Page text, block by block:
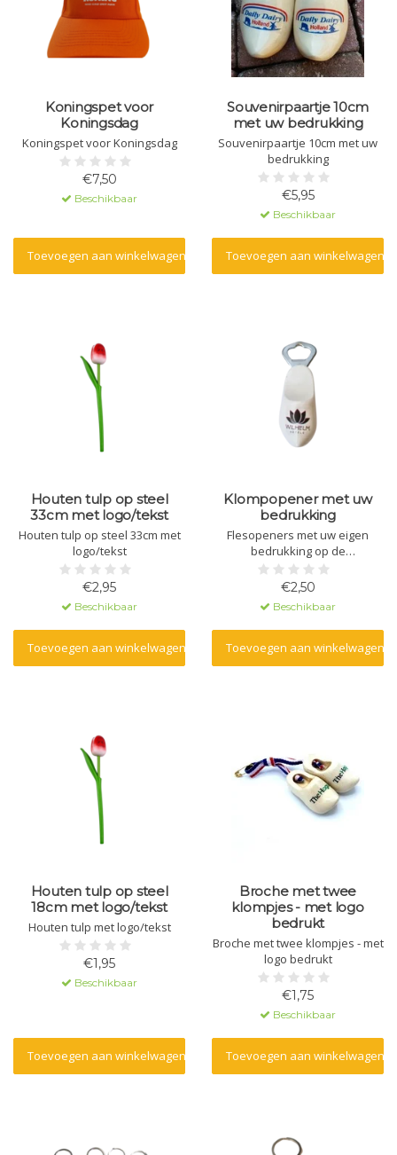
Koningspet voor
Koningsdag
Koningspet voor Koningsdag
€7,50
Beschikbaar
Toevoegen aan winkelwagen
Souvenirpaartje 10cm
met uw bedrukking
Souvenirpaartje 10cm met uw
bedrukking
€5,95
Beschikbaar
Toevoegen aan winkelwagen
Houten tulp op steel
33cm met logo/tekst
Houten tulp op steel 33cm met
logo/tekst
€2,95
Beschikbaar
Toevoegen aan winkelwagen
Klompopener met uw
bedrukking
Flesopeners met uw eigen
bedrukking op de
klomp.Minimale afname is 15
openers.
€2,50
Beschikbaar
Toevoegen aan winkelwagen
Houten tulp op steel
18cm met logo/tekst
Houten tulp met logo/tekst
€1,95
Beschikbaar
Toevoegen aan winkelwagen
Broche met twee
klompjes - met logo
bedrukt
Broche met twee klompjes - met
logo bedrukt
€1,75
Beschikbaar
Toevoegen aan winkelwagen